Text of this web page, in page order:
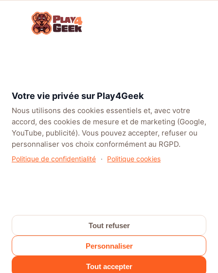
guerre interstellaire et l’impact individuel dans New Eden
individuel dans New Eden
Modogameur
9 Juin 2026•
Votre vie privée sur Play4Geek
Nous utilisons des cookies essentiels et, avec votre
accord, des cookies de mesure et de marketing (Google,
YouTube, publicité). Vous pouvez accepter, refuser ou
personnaliser vos choix conformément au RGPD.
Politique de confidentialité · Politique cookies
Tout refuser
Personnaliser
Tout accepter